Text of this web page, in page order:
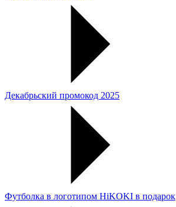
Декабрьский промокод 2025
Футболка в логотипом HiKOKI в подарок